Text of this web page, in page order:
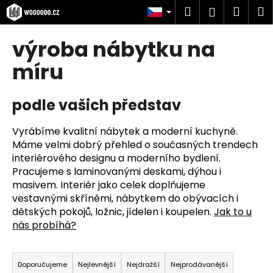
Přejít
na
obsah
Hledat
výroba nábytku na
míru
podle vašich představ
Vyrábíme kvalitní nábytek a moderní kuchyně.
Máme velmi dobrý přehled o současných trendech
interiérového designu a moderního bydlení.
Pracujeme s laminovanými deskami, dýhou i
masivem. Interiér jako celek doplňujeme
vestavnými skříněmi, nábytkem do obývacích i
dětských pokojů, ložnic, jídelen i koupelen. Jak to u
nás probíhá?
Ř
a
Doporučujeme Nejlevnější Nejdražší Nejprodávanější
K
o
C
o
p
o
t
ř
e
b
u
j
e
e